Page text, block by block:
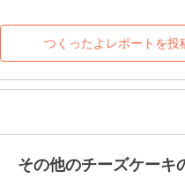
つくったよレポートを投
その他のチーズケーキ